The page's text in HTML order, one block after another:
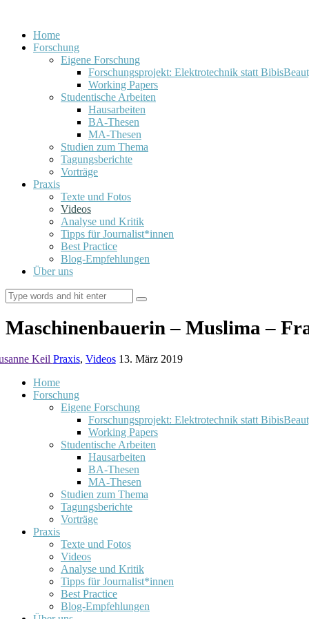
Home
Forschung
Eigene Forschung
Forschungsprojekt: Elektrotechnik statt
Working Papers
Studentische Arbeiten
Hausarbeiten
BA-Thesen
MA-Thesen
Studien zum Thema
Tagungsberichte
Vorträge
Praxis
Texte und Fotos
Videos
Analyse und Kritik
Tipps für Journalist*innen
Best Practice
Blog-Empfehlungen
Über uns
Maschinenbauerin – Muslima –
Keil Praxis, Videos 13. März 2019
Home
Forschung
Eigene Forschung
Forschungsprojekt: Elektrotechnik statt
Working Papers
Studentische Arbeiten
Hausarbeiten
BA-Thesen
MA-Thesen
Studien zum Thema
Tagungsberichte
Vorträge
Praxis
Texte und Fotos
Videos
Analyse und Kritik
Tipps für Journalist*innen
Best Practice
Blog-Empfehlungen